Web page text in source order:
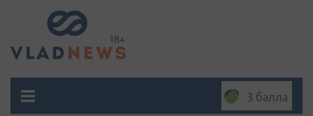
3 балла